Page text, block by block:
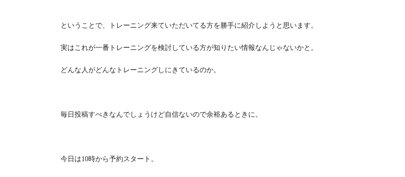
ということで、トレーニング来ていただいてる方を勝手に紹介しようと思います。
実はこれが一番トレーニングを検討している方が知りたい情報なんじゃないかと。
どんな人がどんなトレーニングしにきているのか。
毎日投稿すべきなんでしょうけど自信ないので余裕あるときに。
今日は10時から予約スタート。